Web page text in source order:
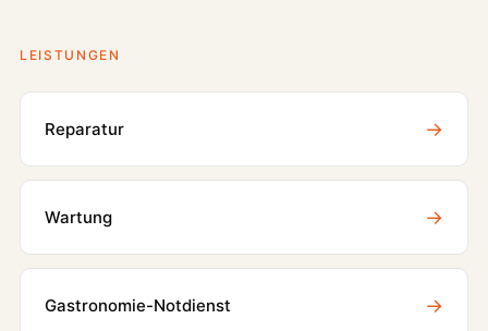
LEISTUNGEN
Reparatur →
Wartung →
Gastronomie-Notdienst →